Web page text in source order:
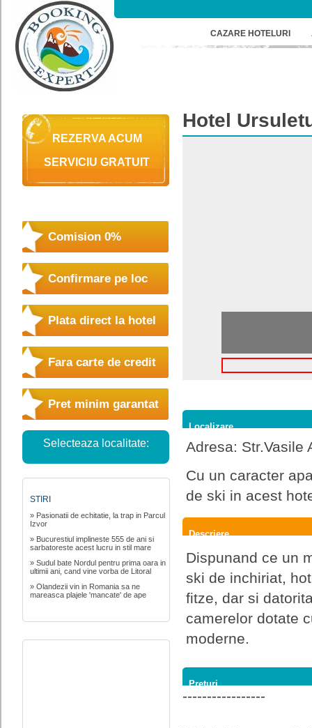
CAZARE HOTELURI
REZERVA ACUM
SERVICIU GRATUIT
Comision 0%
Confirmare pe loc
Plata direct la hotel
Fara carte de credit
Pret minim garantat
Selecteaza localitate:
STIRI
» Pasionatii de echitatie, la trap in Parcul
Izvor
» Bucurestiul implineste 555 de ani si
sarbatoreste acest lucru in stil mare
» Sudul bate Nordul pentru prima oara in
ultimii ani, cand vine vorba de Litoral
» Olandezii vin in Romania sa ne
mareasca plajele 'mancate' de ape
Hotel
Localizare
Adresa: Str.Vasile
Cu un caracter
de ski in acest
Descriere
Dispunand ce un
ski de inchiriat,
fitze, dar si
camerelor dotate
moderne.
Preturi
-----------------